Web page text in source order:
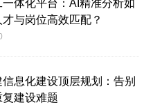
一体化平台：AI精准分析如
与岗位高效匹配？
息化建设顶层规划：告别
复建设难题